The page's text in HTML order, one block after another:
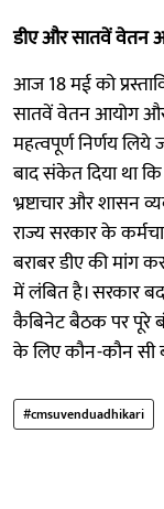
डीए और सातवें वेतन
आज 18 मई को
सातवें वेतन आयोग और
महत्वपूर्ण निर्णय
बाद संकेत दिया था
भ्रष्टाचार और शासन
राज्य सरकार के
बराबर डीए की मांग
में लंबित है। सरकार
कैबिनेट बैठक पर पूरे
के लिए कौन-कौन सी
#cmsuvenduadhikari